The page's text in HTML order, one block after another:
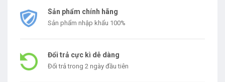
Sản phẩm chính hãng
Sản phẩm nhập khẩu 100%
Đổi trả cực kì dễ dàng
Đổi trả trong 2 ngày đầu tiên